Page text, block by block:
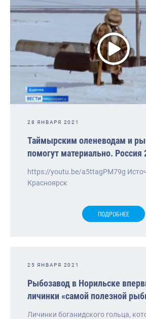
28 ЯНВАРЯ 2021
Таймырским оленеводам и
помогут материально. Россия
https://youtu.be/a5ttagPM79g
Красноярск
ПОДРОБНЕЕ
25 ЯНВАРЯ 2021
Рыбозавод в Норильске
личинки «самой полезной
Личинки боганидского гольца,